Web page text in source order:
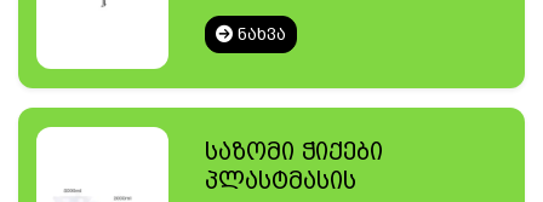
ᲜᲐᲮᲕᲐ
საზომი ჭიქები
პლასტმასის